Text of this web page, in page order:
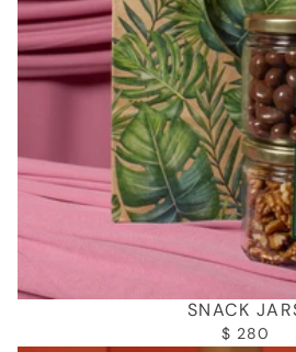
SNACK
$ 280